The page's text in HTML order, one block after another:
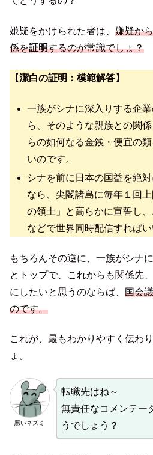
嫌疑をかけられた者は、 嫌疑か
係を証明するのが常識でしょ？
【潔白の証明：模範解答】
一族がシナに深入りする企
ら、そのような親族との関
らの如何なる金銭・便宜の
いのです。
シナを前に日本の国益を絶
なら、尖閣諸島に毎年１回
の領土」と高らかに宣誓し
などで世界同時配信すればい
もちろんその逆に、一族がシナ
とトップで、これからも関係先
にしたいと思うのならば、 国会
のです。
これが、最もわかりやすく伝わ
ょ。
悪いネズミ
転職先はね～
無責任なコメンテー
うでしょう？